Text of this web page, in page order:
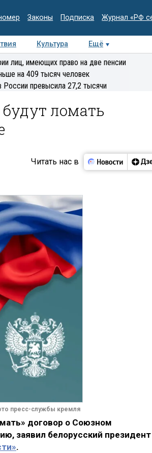
Законы Подписка Журнал «РФ
Культура Ещё
Интервью Колумнисты
Деловая
лиц, имеющих право на две пенсии
на 409 тысяч человек
России превысила 27,2 тысячи
ломать
Читать нас в
пресс-службы кремля
договор о Союзном
заявил белорусский президент
.